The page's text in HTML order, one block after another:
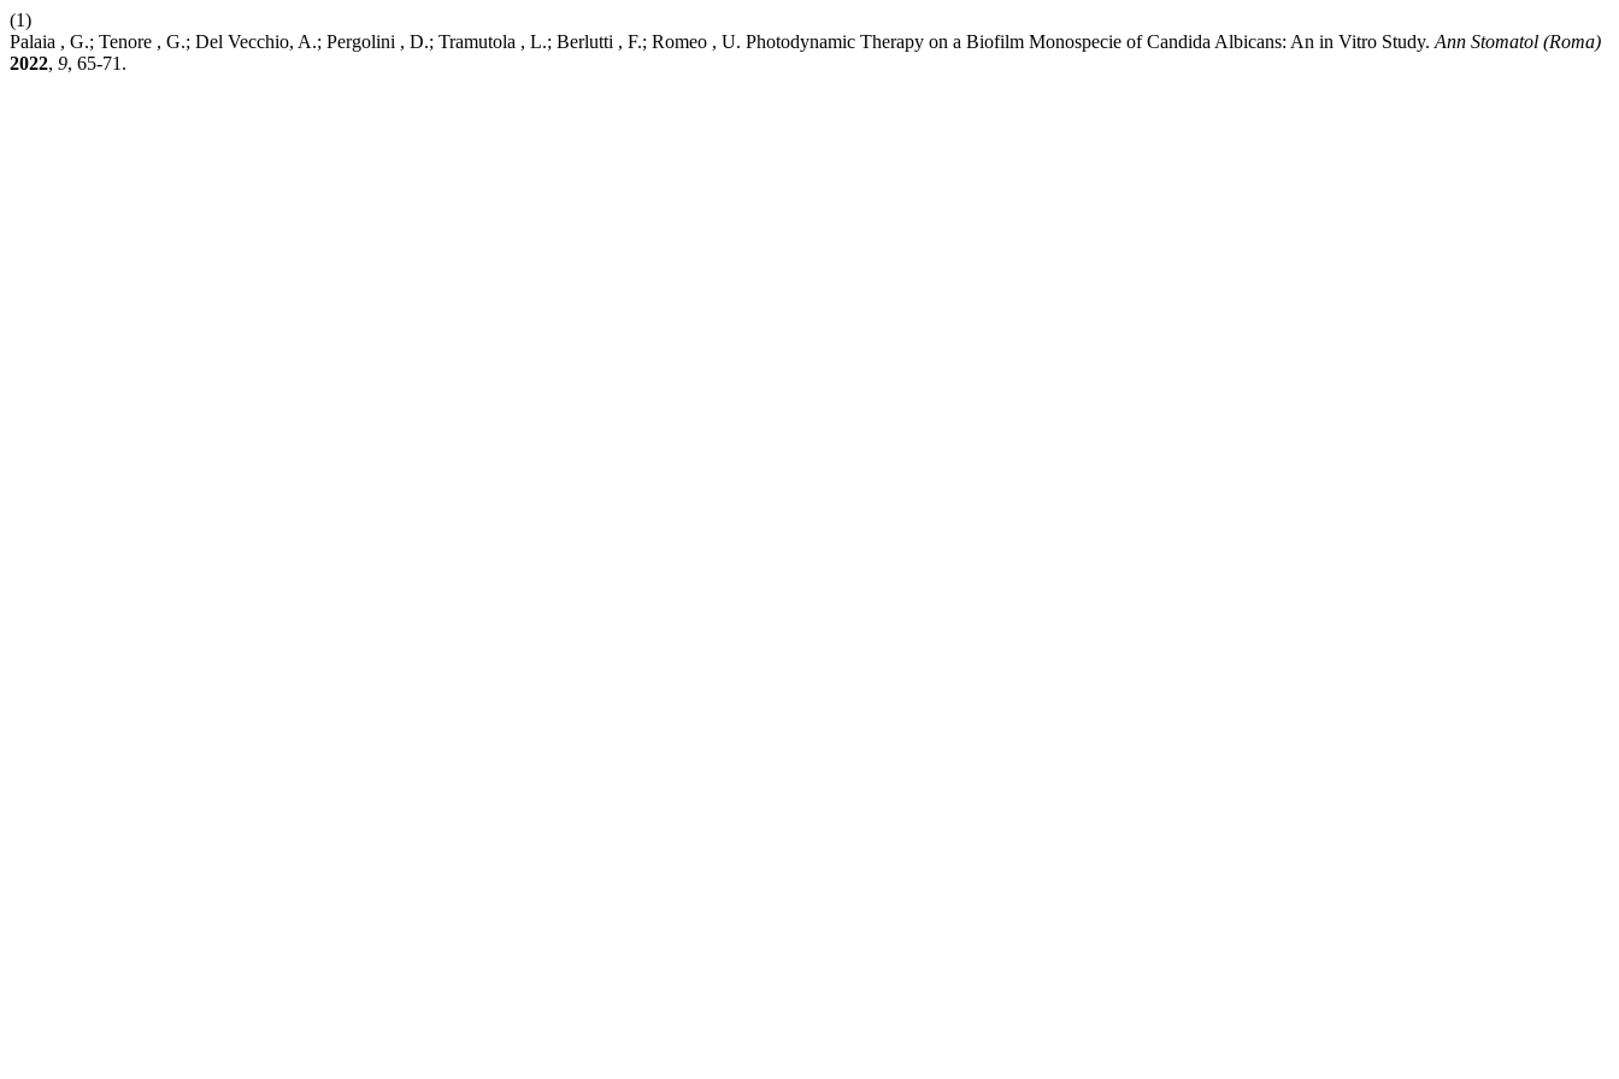
(1)
Palaia , G.; Tenore , G.; Del Vecchio, A.; Pergolini , D.; Tramutola , L.; Berlutti , F.; Romeo , U. Photodynamic Therapy on a Biofilm Monospecie of Candida Albicans: An in Vitro Study. Ann Stomatol (Roma)
2022, 9, 65-71.